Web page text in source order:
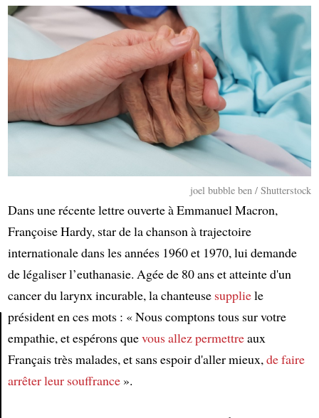
Article
joel bubble ben / Shutterstock
Dans une récente lettre ouverte à Emmanuel Macron,
Françoise Hardy, star de la chanson à trajectoire
internationale dans les années 1960 et 1970, lui demande
de légaliser l’euthanasie. Agée de 80 ans et atteinte d'un
cancer du larynx incurable, la chanteuse suppliele
président en ces mots : « Nous comptons tous sur votre
empathie, et espérons quevous allez permettreaux
Français très malades, et sans espoir d'aller mieux,de faire
arrêter leur souffrance».